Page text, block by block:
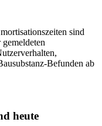
sind
Befunden ab
heute